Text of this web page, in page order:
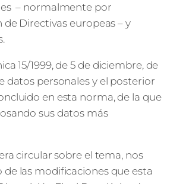
– normalmente por
Directivas europeas – y
15/1999, de 5 de diciembre, de
datos personales y el posterior
en esta norma, de la que
sus datos más
circular sobre el tema, nos
de las modificaciones que esta